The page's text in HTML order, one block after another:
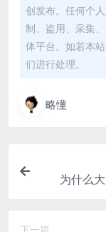
创发布。任何个
制、盗用、采集
体平台。如若本
们进行处理。
略懂
为什么
下一篇